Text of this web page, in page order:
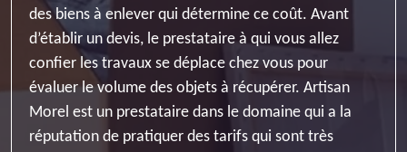
des biens à enlever qui détermine ce coût. Avant
d’établir un devis, le prestataire à qui vous allez
confier les travaux se déplace chez vous pour
évaluer le volume des objets à récupérer. Artisan
Morel est un prestataire dans le domaine qui a la
réputation de pratiquer des tarifs qui sont très